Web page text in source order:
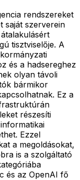
rendszereket
saját szerverein
tisztviselője. A
és a hadsereghez
olyan távoli
bármikor
Ez a
részesíti
Ezzel
a megoldásokat,
is a szolgáltató
és az OpenAI fő